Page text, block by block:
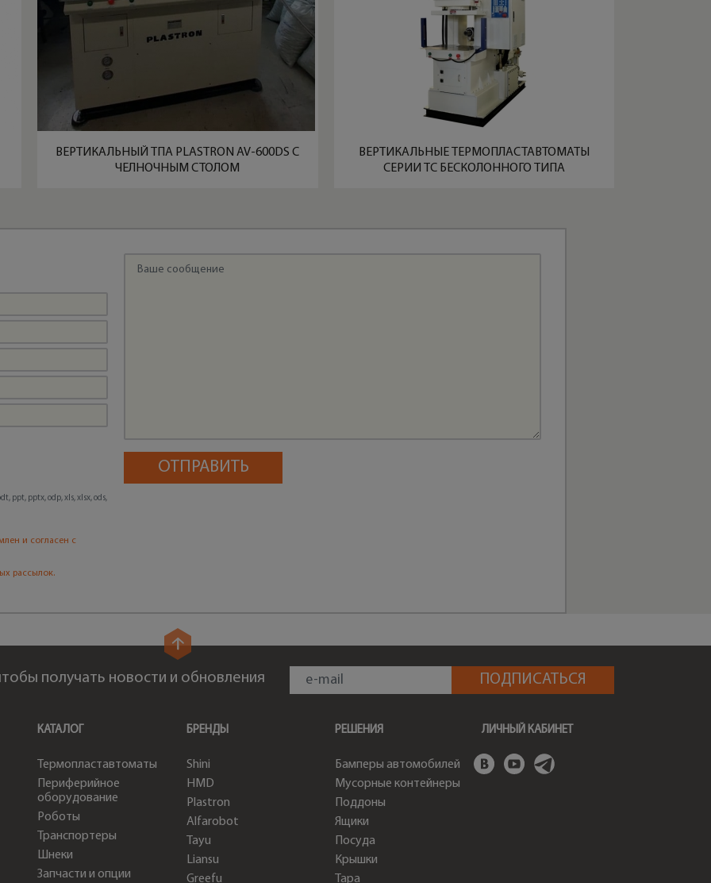
ВЕРТИКАЛЬНЫЙ ТПА PLASTRON AV-600DS С
ЧЕЛНОЧНЫМ СТОЛОМ
ВЕРТИКАЛЬНЫЕ ТЕРМОПЛАСТАВТОМАТЫ
СЕРИИ TC БЕСКОЛОННОГО ТИПА
ppt, pptx, odp, xls, xlsx, ods,
и согласен с
рассылок.
получать новости и обновления
КАТАЛОГ
Термопластавтоматы
Периферийное
оборудование
Роботы
Транспортеры
Шнеки
Запчасти и опции
БРЕНДЫ
Shini
HMD
Plastron
Alfarobot
Tayu
Liansu
Greefu
РЕШЕНИЯ
Бамперы автомобилей
Мусорные контейнеры
Поддоны
Ящики
Посуда
Крышки
Тара
ЛИЧНЫЙ КАБИНЕТ